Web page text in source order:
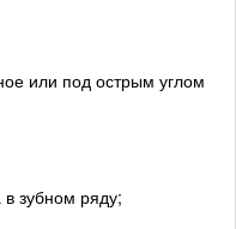
или под острым углом
в зубном ряду;